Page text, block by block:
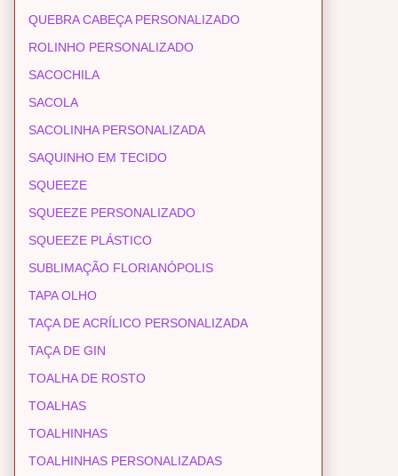
QUEBRA CABEÇA PERSONALIZADO
ROLINHO PERSONALIZADO
SACOCHILA
SACOLA
SACOLINHA PERSONALIZADA
SAQUINHO EM TECIDO
SQUEEZE
SQUEEZE PERSONALIZADO
SQUEEZE PLÁSTICO
SUBLIMAÇÃO FLORIANÓPOLIS
TAPA OLHO
TAÇA DE ACRÍLICO PERSONALIZADA
TAÇA DE GIN
TOALHA DE ROSTO
TOALHAS
TOALHINHAS
TOALHINHAS PERSONALIZADAS